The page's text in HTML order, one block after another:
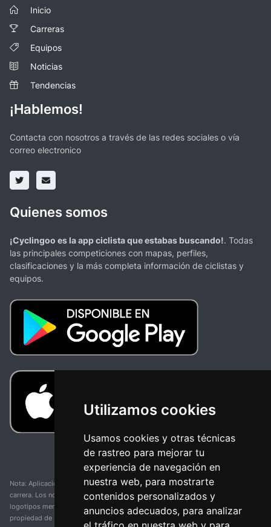
Utilizamos cookies
Usamos cookies y otras técnicas
de rastreo para mejorar tu
experiencia de navegación en
nuestra web, para mostrarte
contenidos personalizados y
anuncios adecuados, para analizar
Inicio
Carreras
Equipos
Noticias
Tendencias
¡Hablemos!
Contacta con nosotros a través de las redes sociales o vía
correo electronico
Quienes somos
¡Cyclingoo es la app ciclista que estabas buscando!. Todas
las principales competiciones con mapas, perfiles,
clasificaciones y la más completa información de ciclistas y
equipos.
Nota: Aplicación y web no oficial y no relacionada con ninguna organización o
carrera. Los nombres de equipos, competiciones, marcas comerciales y
logotipos mencionados en esta página de resultados de ciclismo son
propiedad de sus respectivos dueños. No tenemos afiliación, patrocinio ni